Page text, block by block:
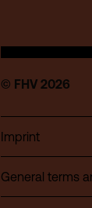
© FHV 2026
Imprint
General terms